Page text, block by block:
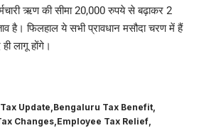
ऋण की सीमा 20,000 रुपये से बढ़ाकर 2
है। फिलहाल ये सभी प्रावधान मसौदा चरण में हैं
लागू होंगे।
Update Bengaluru Tax Benefit
Changes Employee Tax Relief